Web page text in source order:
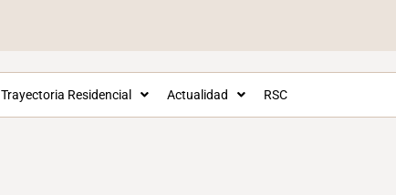
Trayectoria Residencial Actualidad RSC